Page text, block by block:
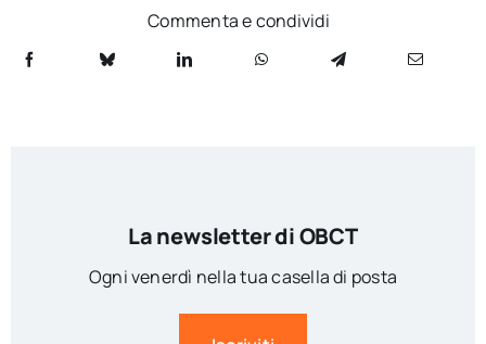
Commenta e condividi
La newsletter di OBCT
Ogni venerdì nella tua casella di posta